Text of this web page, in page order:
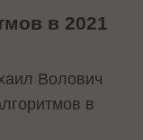
в 2021
Волович
в